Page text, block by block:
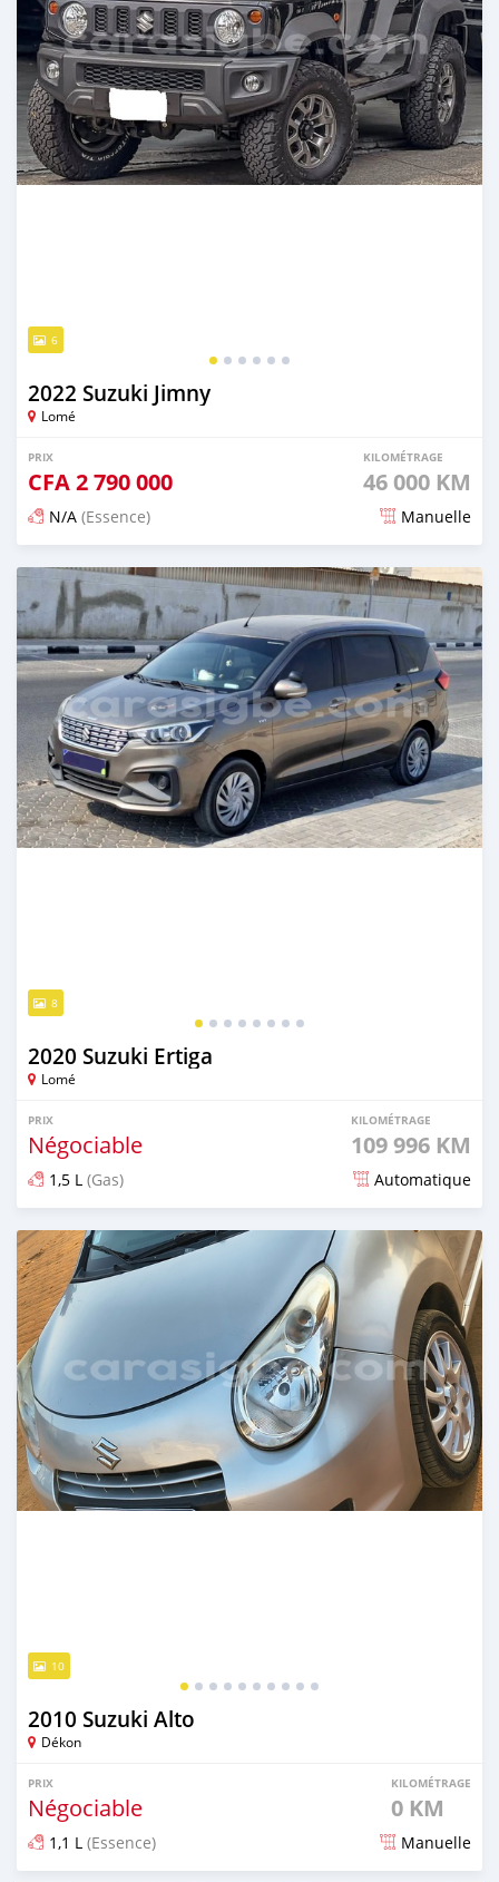
6
2022 Suzuki Jimny
Lomé
PRIX
CFA2 790 000
KILOMÉTRAGE
46 000 KM
N/A (Essence) Manuelle
Publié il y a 3 mois
8
2020 Suzuki Ertiga
Lomé
PRIX
Négociable
KILOMÉTRAGE
109 996 KM
1,5 L (Gas) Automatique
Publié il y a 8 mois
10
2010 Suzuki Alto
Dékon
PRIX
Négociable
KILOMÉTRAGE
0 KM
1,1 L (Essence) Manuelle